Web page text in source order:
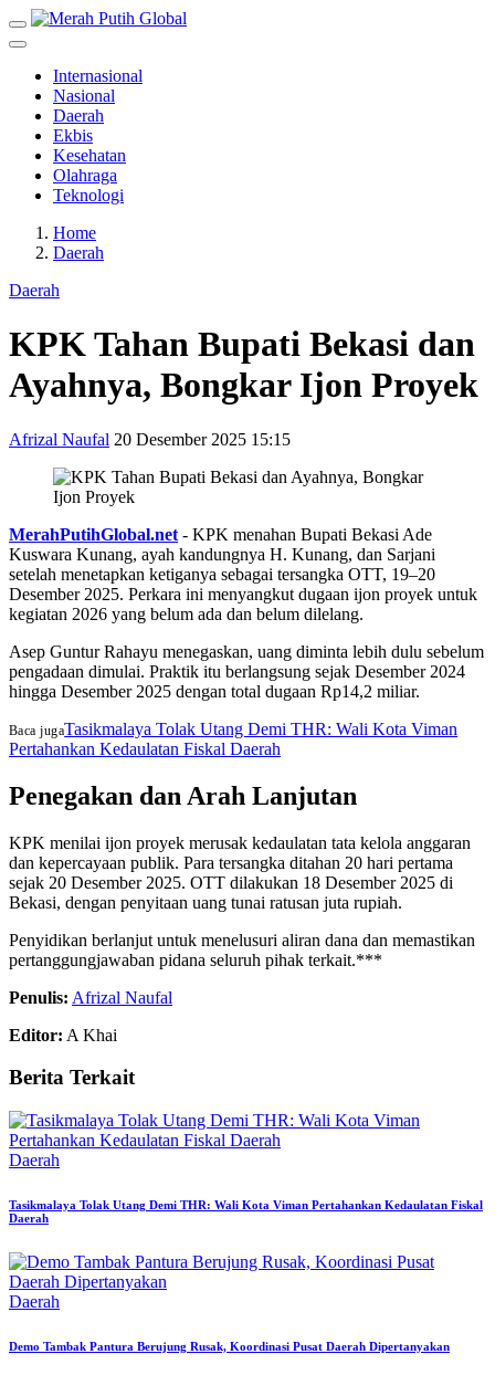
Internasional
Nasional
Daerah
Ekbis
Kesehatan
Olahraga
Teknologi
Home
Daerah
Daerah
KPK Tahan Bupati Bekasi dan
Ayahnya, Bongkar Ijon Proyek
Afrizal Naufal 20 Desember 2025 15:15
MerahPutihGlobal.net - KPK menahan Bupati Bekasi Ade
Kuswara Kunang, ayah kandungnya H. Kunang, dan Sarjani
setelah menetapkan ketiganya sebagai tersangka OTT, 19–20
Desember 2025. Perkara ini menyangkut dugaan ijon proyek untuk
kegiatan 2026 yang belum ada dan belum dilelang.
Asep Guntur Rahayu menegaskan, uang diminta lebih dulu sebelum
pengadaan dimulai. Praktik itu berlangsung sejak Desember 2024
hingga Desember 2025 dengan total dugaan Rp14,2 miliar.
Baca jugaTasikmalaya Tolak Utang Demi THR: Wali Kota Viman
Pertahankan Kedaulatan Fiskal Daerah
Penegakan dan Arah Lanjutan
KPK menilai ijon proyek merusak kedaulatan tata kelola anggaran
dan kepercayaan publik. Para tersangka ditahan 20 hari pertama
sejak 20 Desember 2025. OTT dilakukan 18 Desember 2025 di
Bekasi, dengan penyitaan uang tunai ratusan juta rupiah.
Penyidikan berlanjut untuk menelusuri aliran dana dan memastikan
pertanggungjawaban pidana seluruh pihak terkait.***
Penulis: Afrizal Naufal
Editor: A Khai
Berita Terkait
Daerah
Tasikmalaya Tolak Utang Demi THR: Wali Kota Viman Pertahankan Kedaulatan Fiskal
Daerah
Daerah
Demo Tambak Pantura Berujung Rusak, Koordinasi Pusat Daerah Dipertanyakan